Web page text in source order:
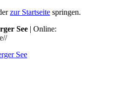
zur Startseite springen.
See | Online: